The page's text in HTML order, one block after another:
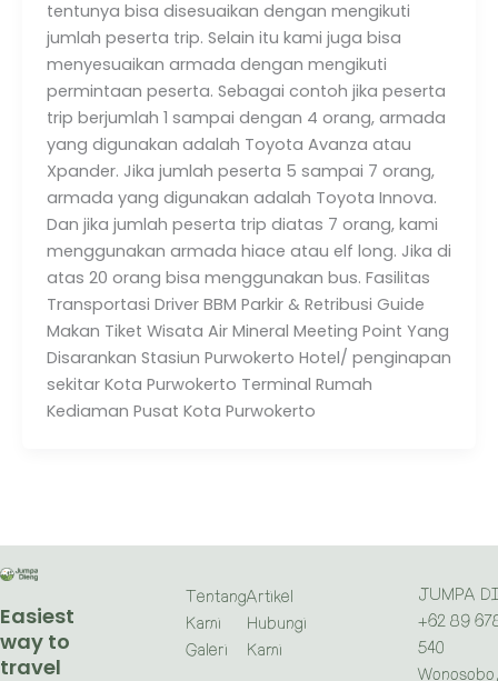
tentunya bisa disesuaikan dengan mengikuti
jumlah peserta trip. Selain itu kami juga bisa
menyesuaikan armada dengan mengikuti
permintaan peserta. Sebagai contoh jika peserta
trip berjumlah 1 sampai dengan 4 orang, armada
yang digunakan adalah Toyota Avanza atau
Xpander. Jika jumlah peserta 5 sampai 7 orang,
armada yang digunakan adalah Toyota Innova.
Dan jika jumlah peserta trip diatas 7 orang, kami
menggunakan armada hiace atau elf long. Jika di
atas 20 orang bisa menggunakan bus. Fasilitas
Transportasi Driver BBM Parkir & Retribusi Guide
Makan Tiket Wisata Air Mineral Meeting Point Yang
Disarankan Stasiun Purwokerto Hotel/ penginapan
sekitar Kota Purwokerto Terminal Rumah
Kediaman Pusat Kota Purwokerto
Easiest
way to
travel
Tentang
Kami
Galeri
Artikel
Hubungi
Kami
JUMPA
+62 89
540
Wonosobo,